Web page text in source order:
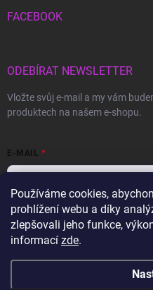
Používáme cookies,
prohlížení webu a díky
zlepšovali jeho funkce,
informací zde.
FACEBOOK
ODEBÍRAT NEWSLETTER
Vložte svůj e-mail a my vám
produktech na našem e-shopu.
E-MAIL
Vložením e-mailu souhlasíte s
Přihlásit se